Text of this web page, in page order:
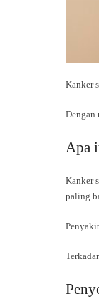
Kanker
Dengan
Apa
Kanker
paling